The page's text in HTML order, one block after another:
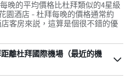
晚的平均價格比杜拜類似的4星級
園酒店 - 杜拜每晚的價格通常約
店客房來説，這算是個很不錯的優
離杜拜國際機場（最近的機